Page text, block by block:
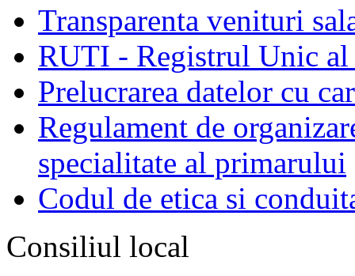
Transparenta venituri
RUTI - Registrul Unic al
Prelucrarea datelor cu
Regulament de
specialitate al primarului
Codul de etica si
Consiliul local